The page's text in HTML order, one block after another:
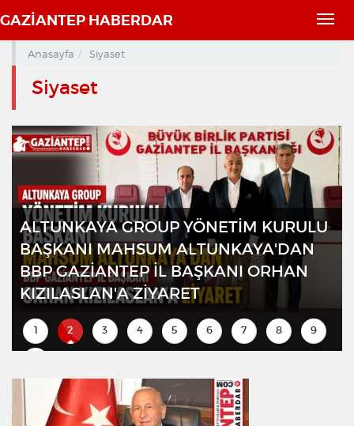
GAZİANTEP HABERDAR
Anasayfa Siyaset
Siyaset
ALTUNKAYA GROUP YÖNETIM KURULU
BAŞKANI MAHSUM ALTUNKAYA'DAN
BBP GAZIANTEP İL BAŞKANI ORHAN
KIZILASLAN'A ZIYARET
1 2 3 4 5 6 7 8 9